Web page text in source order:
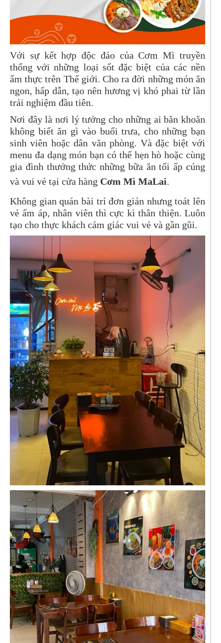
Với sự kết hợp độc đáo của Cơm Mì truyền
thống với những loại sốt đặc biệt của các nền
ẩm thực trên Thế giới. Cho ra đời những món ăn
ngon, hấp dẫn, tạo nên hương vị khó phai từ lần
trải nghiệm đầu tiên.
Nơi đây là nơi lý tưởng cho những ai băn khoăn
không biết ăn gì vào buổi trưa, cho những bạn
sinh viên hoặc dân văn phòng. Và đặc biệt với
menu đa dạng món bạn có thể hẹn hò hoặc cùng
gia đình thưởng thức những bữa ăn tối ấp cúng
và vui vẻ tại cửa hàng Cơm Mì MaLai.
Không gian quán bài trí đơn giản nhưng toát lên
vẻ ấm áp, nhân viên thì cực kì thân thiện. Luôn
tạo cho thực khách cảm giác vui vẻ và gần gũi.